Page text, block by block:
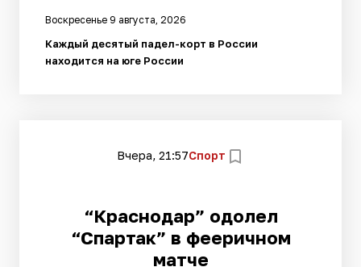
Воскресенье 9 августа, 2026
Каждый десятый падел-корт в России
находится на юге России
Вчера, 21:57Спорт
“Краснодар” одолел
“Спартак” в фееричном
матче